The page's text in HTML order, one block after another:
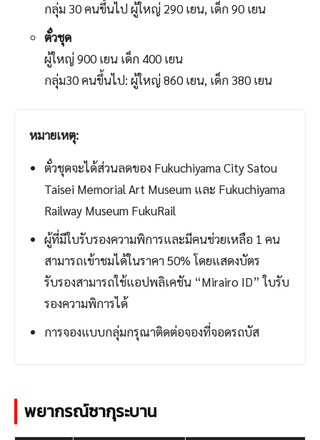
กลุ่ม 30 คนขึ้นไป ผู้ใหญ่ 290 เยน, เด็ก 90 เยน
ตั๋วชุด
ผู้ใหญ่ 900 เยน เด็ก 400 เยน
กลุ่ม30 คนขึ้นไป: ผู้ใหญ่ 860 เยน, เด็ก 380 เยน
หมายเหตุ:
ตั๋วชุดจะได้ส่วนลดของ Fukuchiyama City Satou
Taisei Memorial Art Museum และ Fukuchiyama
Railway Museum FukuRail
ผู้ที่มีใบรับรองความพิการและมีคนช่วยเหลือ 1 คน
สามารถเข้าชมได้ในราคา 50% โดยแสดงบัตร
รับรองสามารถใช้แอปพลิเคชัน “Mirairo ID” ใบรับ
รองความพิการได้
การจองแบบกลุ่มกรุณาติดต่อจองที่จอดรถบัส
พยากรณ์ซากุระบาน